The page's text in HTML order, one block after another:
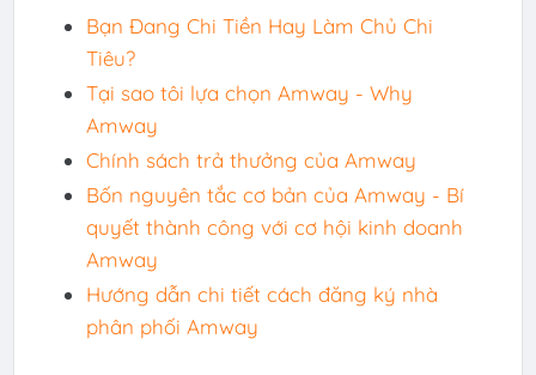
Bạn Đang Chi Tiền Hay Làm Chủ Chi
Tiêu?
Tại sao tôi lựa chọn Amway - Why
Amway
Chính sách trả thưởng của Amway
Bốn nguyên tắc cơ bản của Amway - Bí
quyết thành công với cơ hội kinh doanh
Amway
Hướng dẫn chi tiết cách đăng ký nhà
phân phối Amway